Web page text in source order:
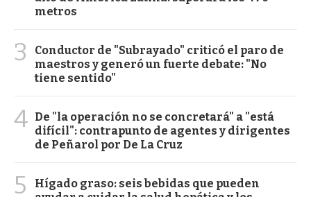
metros
3
Conductor de "Subrayado" criticó el paro de
maestros y generó un fuerte debate: "No
tiene sentido"
4 De "la operación no se concretará" a "está
difícil": contrapunto de agentes y dirigentes
de Peñarol por De La Cruz
5
Hígado graso: seis bebidas que pueden